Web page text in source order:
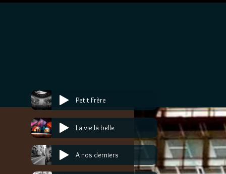
Petit Frère
La vie la belle
A nos derniers